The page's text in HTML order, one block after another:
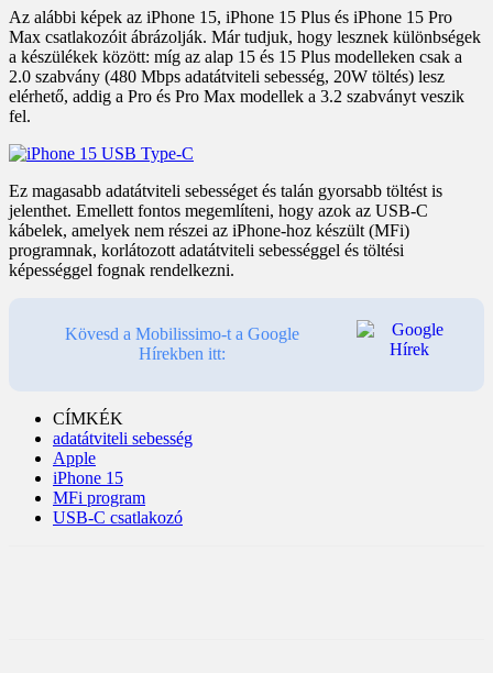
Az alábbi képek az iPhone 15, iPhone 15 Plus és iPhone 15 Pro
Max csatlakozóit ábrázolják. Már tudjuk, hogy lesznek különbségek
a készülékek között: míg az alap 15 és 15 Plus modelleken csak a
2.0 szabvány (480 Mbps adatátviteli sebesség, 20W töltés) lesz
elérhető, addig a Pro és Pro Max modellek a 3.2 szabványt veszik
fel.
Ez magasabb adatátviteli sebességet és talán gyorsabb töltést is
jelenthet. Emellett fontos megemlíteni, hogy azok az USB-C
kábelek, amelyek nem részei az iPhone-hoz készült (MFi)
programnak, korlátozott adatátviteli sebességgel és töltési
képességgel fognak rendelkezni.
Kövesd a Mobilissimo-t a Google
Hírekben itt:
CÍMKÉK
adatátviteli sebesség
Apple
iPhone 15
MFi program
USB-C csatlakozó